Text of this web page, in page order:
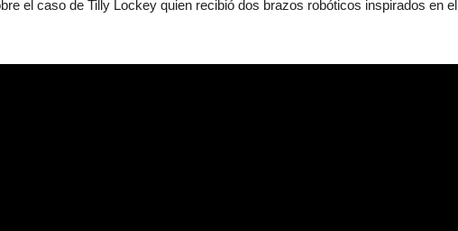
el caso de Tilly Lockey quien recibió dos brazos robóticos inspirados en el